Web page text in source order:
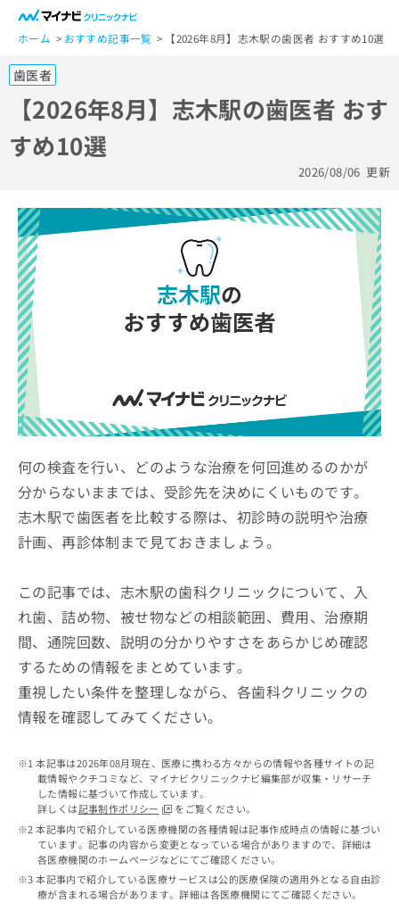
ホーム おすすめ記事一覧 【2026年8月】志木駅の歯医者 おすすめ10選
歯医者
【2026年8月】志木駅の歯医者 おす
すめ10選
2026/08/06 更新
何の検査を行い、どのような治療を何回進めるのかが
分からないままでは、受診先を決めにくいものです。
志木駅で歯医者を比較する際は、初診時の説明や治療
計画、再診体制まで見ておきましょう。
この記事では、志木駅の歯科クリニックについて、入
れ歯、詰め物、被せ物などの相談範囲、費用、治療期
間、通院回数、説明の分かりやすさをあらかじめ確認
するための情報をまとめています。
重視したい条件を整理しながら、各歯科クリニックの
情報を確認してみてください。
本記事は2026年08月現在、医療に携わる方々からの情報や各種サイトの記
載情報やクチコミなど、マイナビクリニックナビ編集部が収集・リサーチ
した情報に基づいて作成しています。
詳しくは記事制作ポリシー
をご覧ください。
本記事内で紹介している医療機関の各種情報は記事作成時点の情報に基づい
ています。記事の内容から変更となっている場合がありますので、詳細は
各医療機関のホームページなどにてご確認ください。
本記事内で紹介している医療サービスは公的医療保険の適用外となる自由診
療が含まれる場合があります。詳細は各医療機関にてご確認ください。
一
般
ー
ザ
ー
の
方
ち
ら
マ
イ
ナ
ビ
ク
リ
ニ
ッ
ク
ビ
に
関
す
る
お
い
わ
せ
は
こ
ち
ら
らは
マイ
ナビ
クリ
クナ
ビサ
イト
への
お問
医
療
関
係
者
の
方
は
こ
ら
広
告
出
の
お
問
い
合
わ
せ
は
ら
料
請
広
告
代
店
の
方
は
こ
ち
告
の
い